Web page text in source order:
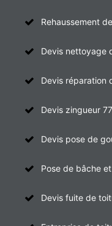
Rehaussement
Devis nettoyage
Devis réparation
Devis zingueur 77
Devis pose de
Pose de bâche
Devis fuite de